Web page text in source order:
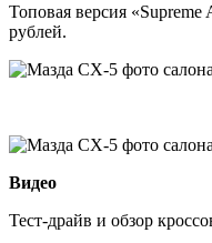
Топовая версия
рублей.
Видео
Тест-драйв и обзор